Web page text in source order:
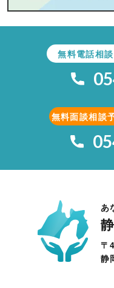
無料電話相談
無料面談相談
あ
〒
静